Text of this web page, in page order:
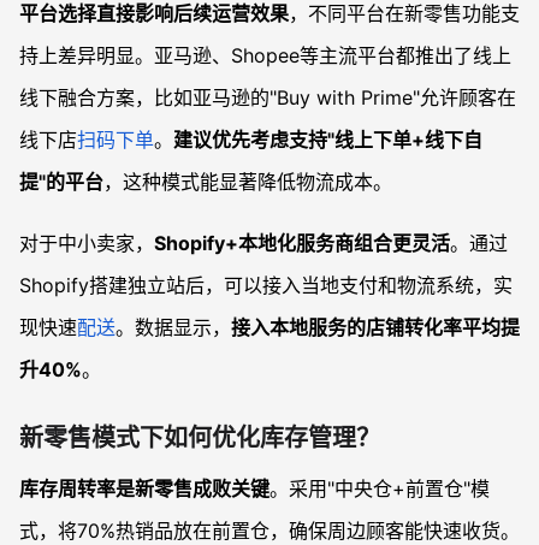
平台选择直接影响后续运营效果，不同平台在新零售功能支
持上差异明显。亚马逊、Shopee等主流平台都推出了线上
线下融合方案，比如亚马逊的"Buy with Prime"允许顾客在
线下店扫码下单。 建议优先考虑支持"线上下单+线下自
提"的平台，这种模式能显著降低物流成本。
对于中小卖家， Shopify+本地化服务商组合更灵活。通过
Shopify搭建独立站后，可以接入当地支付和物流系统，实
现快速配送。数据显示， 接入本地服务的店铺转化率平均提
升40%。
新零售模式下如何优化库存管理？
库存周转率是新零售成败关键。采用"中央仓+前置仓"模
式，将70%热销品放在前置仓，确保周边顾客能快速收货。